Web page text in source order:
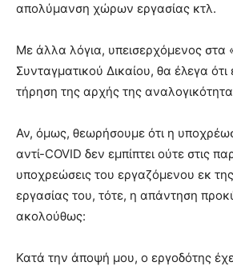
απολύμανση χώρων εργασίας κτλ.
Με άλλα λόγια, υπεισερχόμενος στα
Συνταγματικού Δικαίου, θα έλεγα ότι
τήρηση της αρχής της
Αν, όμως, θεωρήσουμε ότι η
αντί-COVID δεν εμπίπτει ούτε στις
υποχρεώσεις του εργαζόμενου εκ
εργασίας του, τότε, η απάντηση
ακολούθως:
Κατά την άποψή μου, ο εργοδότης